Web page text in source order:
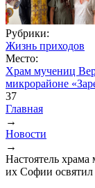
Рубрики:
Жизнь приходов
Место:
Храм мучениц
микрорайоне
37
Вы здесь
Главная
→
Новости
→
Настоятель
их Софии